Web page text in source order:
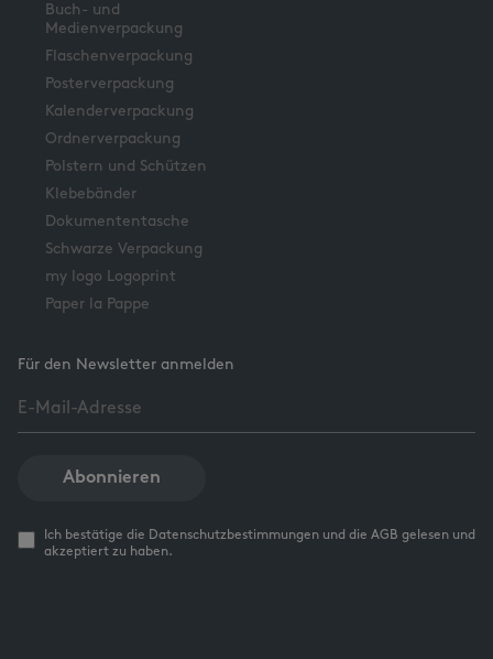
Buch- und
Medienverpackung
Flaschenverpackung
Posterverpackung
Kalenderverpackung
Ordnerverpackung
Polstern und Schützen
Klebebänder
Dokumententasche
Schwarze Verpackung
my logo Logoprint
Paper la Pappe
Für den Newsletter anmelden
Abonnieren
Ich bestätige die Datenschutzbestimmungen und die AGB gelesen und
akzeptiert zu haben.